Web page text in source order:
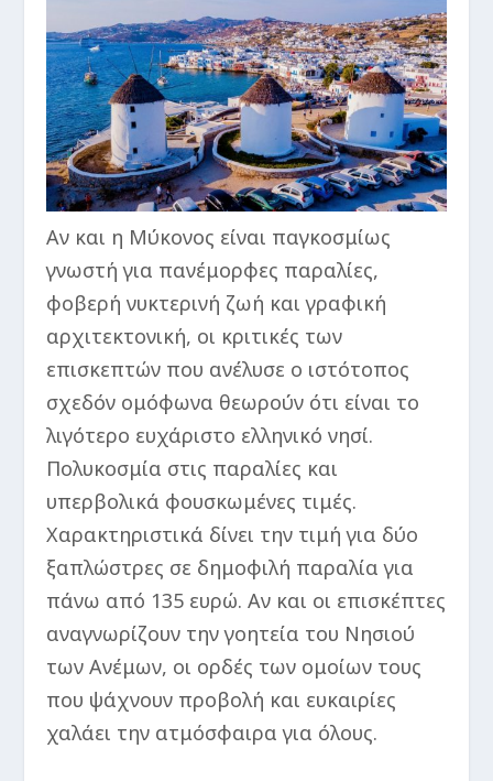
Αν και η Μύκονος είναι παγκοσμίως
γνωστή για πανέμορφες παραλίες,
φοβερή νυκτερινή ζωή και γραφική
αρχιτεκτονική, οι κριτικές των
επισκεπτών που ανέλυσε ο ιστότοπος
σχεδόν ομόφωνα θεωρούν ότι είναι το
λιγότερο ευχάριστο ελληνικό νησί.
Πολυκοσμία στις παραλίες και
υπερβολικά φουσκωμένες τιμές.
Χαρακτηριστικά δίνει την τιμή για δύο
ξαπλώστρες σε δημοφιλή παραλία για
πάνω από 135 ευρώ. Αν και οι επισκέπτες
αναγνωρίζουν την γοητεία του Νησιού
των Ανέμων, οι ορδές των ομοίων τους
που ψάχνουν προβολή και ευκαιρίες
χαλάει την ατμόσφαιρα για όλους.